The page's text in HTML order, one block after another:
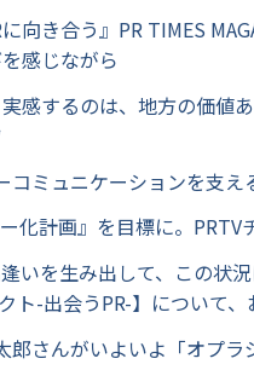
向き合う』PR TIMES
感じながら
感するのは、地方の価値
コミュニケーションを支
化計画』を目標に。PRTV
いを生み出して、この状
ト-出会うPR-】について
郎さんがいよいよ「オプラ